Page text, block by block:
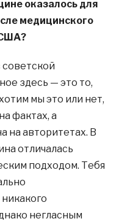
оказалось для
медицинского
советской
здесь — это то,
мы это или нет,
фактах, а
на авторитетах. В
отличалась
подходом. Тебя
негласным